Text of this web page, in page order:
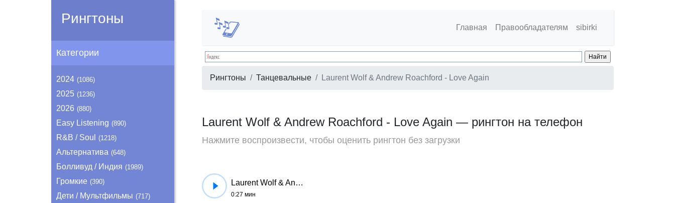
Рингтоны
Категории
2024 (1086)
2025 (1236)
2026 (880)
Easy Listening (890)
R&B / Soul (1218)
Альтернатива (648)
Болливуд / Индия (1989)
Громкие (390)
Дети / Мультфильмы (717)
Главная Правообладателям sibirki
Рингтоны Танцевальные Laurent Wolf & Andrew Roachford - Love Again
Laurent Wolf & Andrew Roachford - Love Again — рингтон на телефон
Нажмите воспроизвести, чтобы оценить рингтон без загрузки
Laurent Wolf & Andrew Roachford - Love Again
0:27 мин